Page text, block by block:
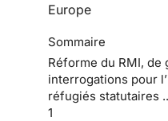
Europe
Sommaire
Réforme du RMI, de
interrogations pour
réfugiés statutaires
1